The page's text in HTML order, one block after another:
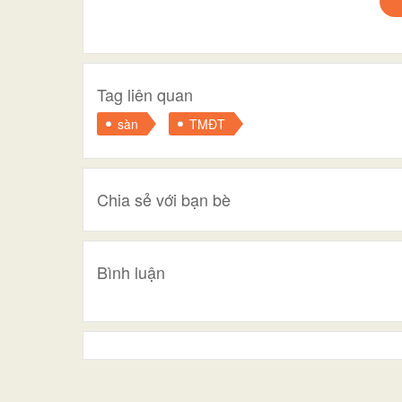
Tag liên quan
sàn TMĐT
Chia sẻ với bạn bè
Bình luận